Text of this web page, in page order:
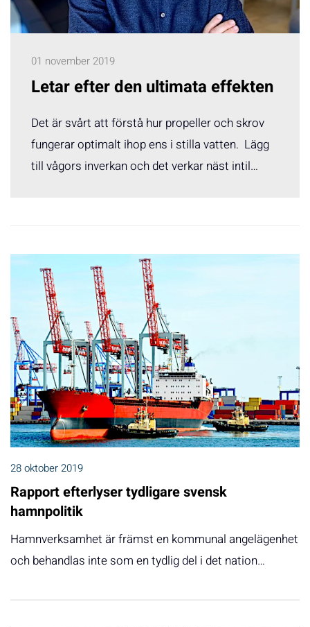
01 november 2019
Letar efter den ultimata effekten
Det är svårt att förstå hur propeller och skrov
fungerar optimalt ihop ens i stilla vatten. Lägg
till vågors inverkan och det verkar näst intil…
28 oktober 2019
Rapport efterlyser tydligare svensk
hamnpolitik
Hamnverksamhet är främst en kommunal angelägenhet
och behandlas inte som en tydlig del i det nation…